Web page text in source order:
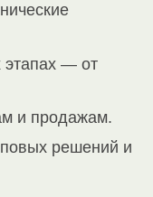
этапах — от
и продажам.
решений и